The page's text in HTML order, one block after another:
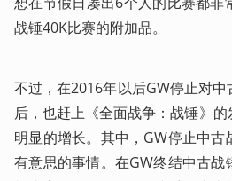
战锤40K比赛的附加品。
不过，在2016年以后GW停止对
后，也赶上《全面战争：战锤》
明显的增长。其中，GW停止中
有意思的事情。在GW终结中古